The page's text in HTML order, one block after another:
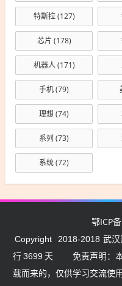
特斯拉(127)
芯片 (178)
机器人(171)
手机(79)
理想(74)
系列 (73)
系统(72)
鄂ICP
Copyright 2018-2018 武
行3699 天
免责声明：本
载而来的，仅供学习交流使